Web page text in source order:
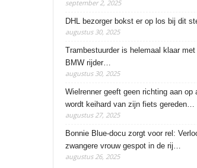
september 2, 2025
DHL bezorger bokst er op los bij dit
augustus 30, 2025
Trambestuurder is helemaal klaar
BMW rijder…
augustus 30, 2025
Wielrenner geeft geen richting aan op
wordt keihard van zijn fiets gereden…
augustus 27, 2025
Bonnie Blue-docu zorgt voor rel:
zwangere vrouw gespot in de rij…
augustus 26, 2025